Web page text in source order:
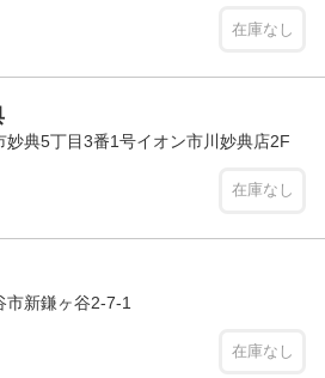
在庫なし
典5丁目3番1号イオン市川妙典店2F
在庫なし
新鎌ヶ谷2-7-1
在庫なし